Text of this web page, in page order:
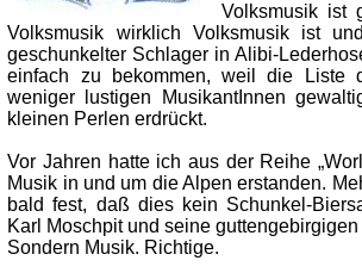
Volksmusik ist
Volksmusik wirklich Volksmusik ist
geschunkelter Schlager in Alibi-
einfach zu bekommen, weil die Liste
weniger lustigen MusikantInnen
kleinen Perlen erdrückt.
Vor Jahren hatte ich aus der Reihe
Musik in und um die Alpen erstanden.
bald fest, daß dies kein Schunkel-
Karl Moschpit und seine
Sondern Musik. Richtige.